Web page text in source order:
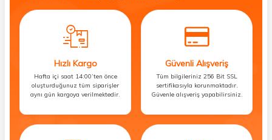
Hızlı Kargo
Hafta içi saat 14:00’ten önce
oluşturduğunuz tüm siparişler
aynı gün kargoya verilmektedir.
Güvenli Alışveriş
Tüm bilgileriniz 256 Bit SSL
sertifikasıyla korunmaktadır.
Güvenle alışveriş yapabilirsiniz.